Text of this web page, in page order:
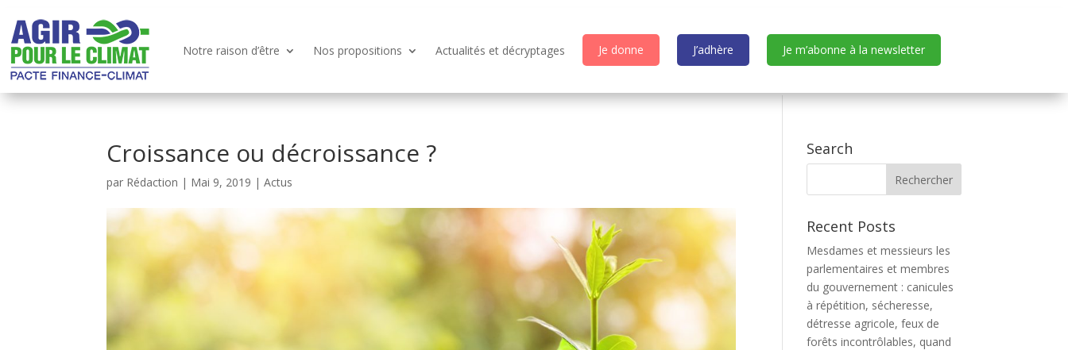
Notre raison d’être Nos propositions Actualités et décryptages Je donne J’adhère Je m’abonne à la newsletter
Croissance ou décroissance ?
par Rédaction | Mai 9, 2019 |Actus
Search
Recent Posts
Mesdames et messieurs les
parlementaires et membres
du gouvernement : canicules
à répétition, sécheresse,
détresse agricole, feux de
forêts incontrôlables, quand